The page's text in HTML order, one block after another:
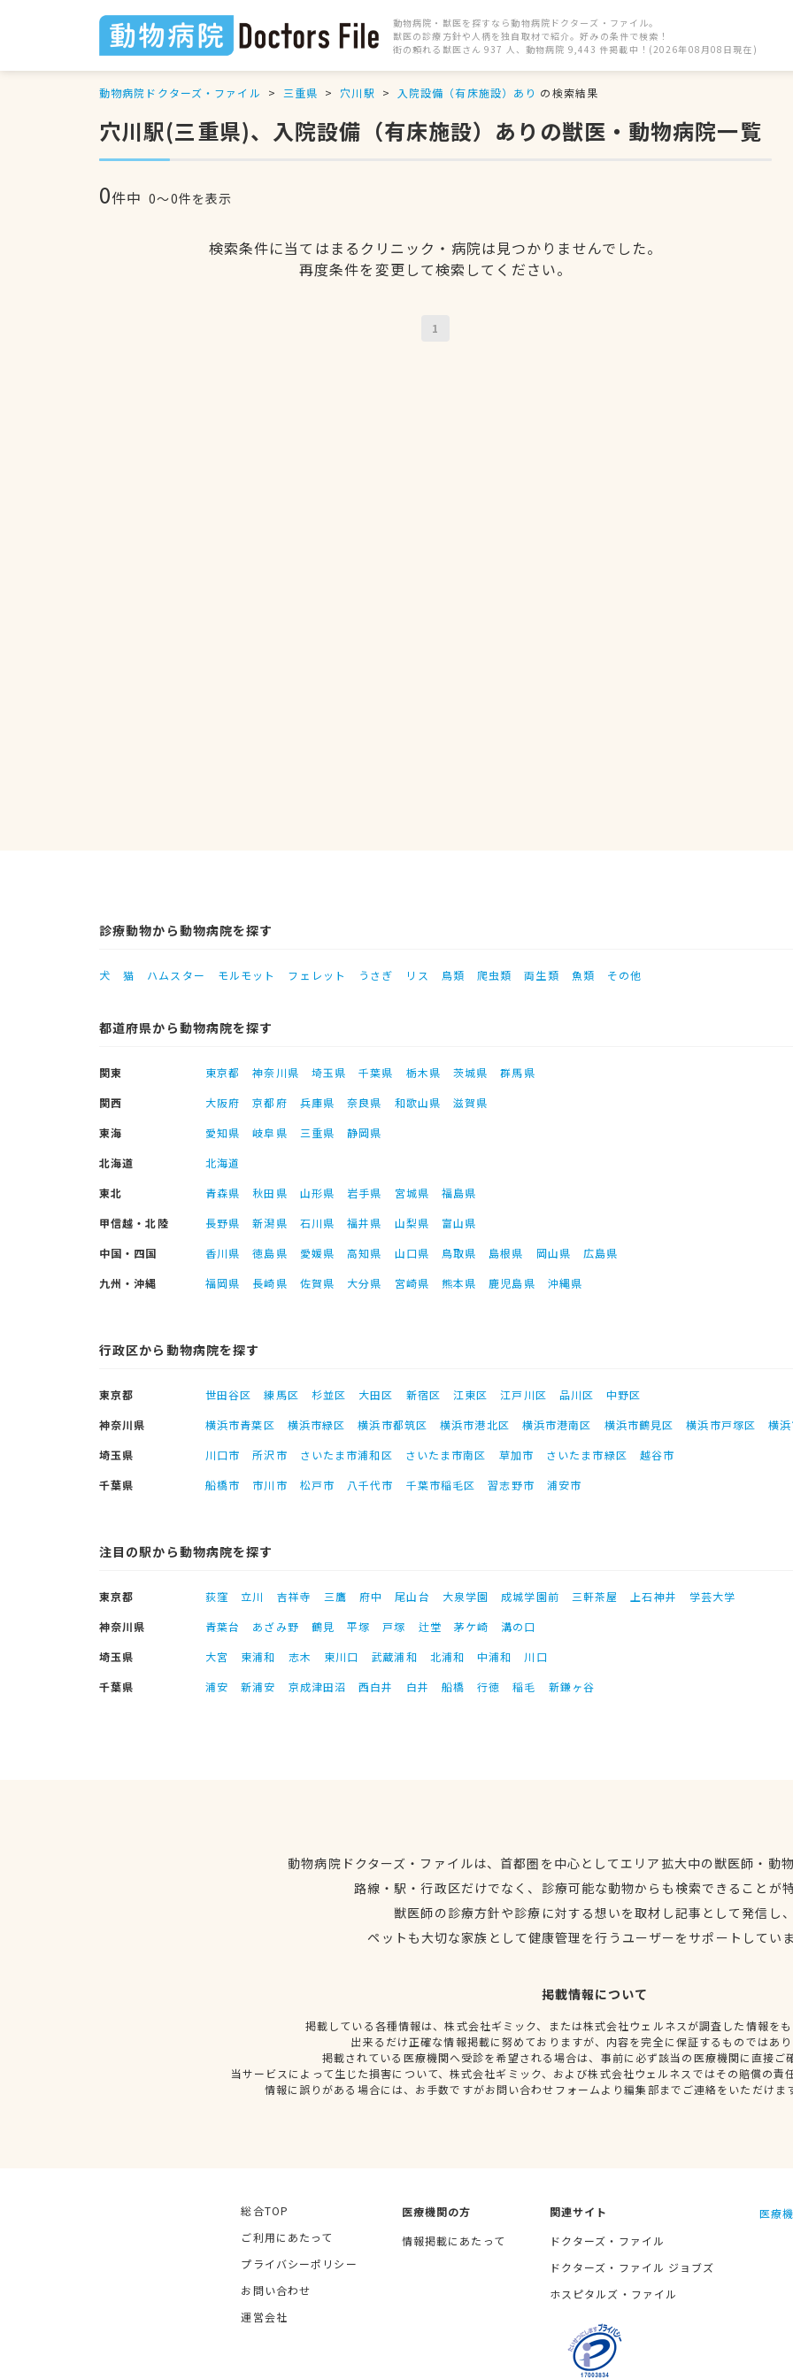
動物病院・獣医を探すなら動物病院ドクターズ・ファイル。
獣医の診療方針や人柄を独自取材で紹介。好みの条件で検索！
街の頼れる獣医さん 937 人、動物病院 9,443 件掲載中！(2026年08月08日現在)
動物病院ドクターズ・ファイル 三重県 穴川駅 入院設備（有床施設）あり の検索結果
穴川駅(三重県)、入院設備（有床施設）ありの獣医・動物病院一覧
0件中 0〜0件を表示
検索条件に当てはまるクリニック・病院は見つかりませんでした。
再度条件を変更して検索してください。
1
診療動物から動物病院を探す
犬 猫 ハムスター モルモット フェレット うさぎ リス 鳥類 爬虫類 両生類 魚類 その他
都道府県から動物病院を探す
関東 東京都 神奈川県 埼玉県 千葉県 栃木県 茨城県
群馬県
関西
大阪府 京都府 兵庫県 奈良県 和歌山県
滋賀県
東海
愛知県 岐阜県 三重県
静岡県
北海道
北海道
東北
青森県 秋田県 山形県 岩手県 宮城県
福島県
甲信越・北陸
長野県 新潟県 石川県 福井県 山梨県
富山県
中国・四国
香川県 徳島県 愛媛県 高知県 山口県 鳥取県 島根県 岡山県
広島県
九州・沖縄
福岡県 長崎県 佐賀県 大分県 宮崎県 熊本県 鹿児島県 沖縄県
行政区から動物病院を探す
東京都 世田谷区 練馬区 杉並区 大田区 新宿区 江東区 江戸川区 品川区
中野区
神奈川県
横浜市青葉区 横浜市緑区 横浜市都筑区 横浜市港北区 横浜市港南区 横浜市鶴見区 横浜市戸塚区
横
埼玉県
川口市 所沢市 さいたま市浦和区 さいたま市南区 草加市 さいたま市緑区
越谷市
千葉県
船橋市 市川市 松戸市 八千代市 千葉市稲毛区 習志野市 浦安市
注目の駅から動物病院を探す
東京都 荻窪 立川 吉祥寺 三鷹 府中 尾山台 大泉学園 成城学園前 三軒茶屋 上石神井
学芸大学
神奈川県
青葉台 あざみ野 鶴見 平塚 戸塚 辻堂 茅ケ崎
溝の口
埼玉県
大宮 東浦和 志木 東川口 武蔵浦和 北浦和 中浦和
川口
千葉県
浦安 新浦安 京成津田沼 西白井 白井 船橋 行徳 稲毛 新鎌ヶ谷
動物病院ドクターズ・ファイルは、首都圏を中心としてエリア拡大中の獣医師・動
路線・駅・行政区だけでなく、診療可能な動物からも検索できることが
獣医師の診療方針や診療に対する想いを取材し記事として発信し
ペットも大切な家族として健康管理を行うユーザーをサポートしてい
掲載情報について
掲載している各種情報は、株式会社ギミック、または株式会社ウェルネスが調査した情報を
出来るだけ正確な情報掲載に努めておりますが、内容を完全に保証するものではあ
掲載されている医療機関へ受診を希望される場合は、事前に必ず該当の医療機関に直接ご
当サービスによって生じた損害について、株式会社ギミック、および株式会社ウェルネスではその賠償の責
情報に誤りがある場合には、お手数ですがお問い合わせフォームより編集部までご連絡をいただけま
総合TOP
ご利用にあたって
プライバシーポリシー
お問い合わせ
運営会社
医療機関の方
情報掲載にあたって
関連サイト
ドクターズ・ファイル
ドクターズ・ファイル ジョブズ
ホスピタルズ・ファイル
医療